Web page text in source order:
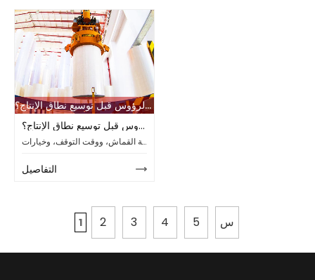
كيف ينبغي لمطابع الطباعة تقييم طابعة الأقمشة الرقمية متعددة الرؤوس قبل توسيع نطاق الإنتاج؟
كيف ينبغي لمطابع الطباعة تقييم طابعة الأقمشة الرقمية متعددة الرؤوس قبل توسيع نطاق الإنتاج؟
تعرف على كيفية قيام مطابع الطباعة بتقييم سرعة طابعة الأقمشة الرقمية، وتكوين رأس الطباعة، وتغذية القماش، ووقت التوقف، وخيارات Changfa قبل توسيع نطاق طباعة المنسوجات.
التفاصيل
1 2 3 4 5 س